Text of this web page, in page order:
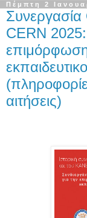
Πέμπτη 2
CERN
αιτήσεις)